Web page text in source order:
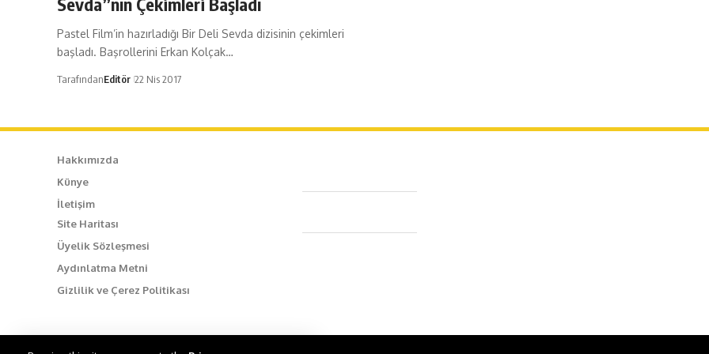
Pastel Film’in hazırladığı Bir Deli Sevda dizisinin çekimleri
başladı. Başrollerini Erkan Kolçak…
TarafındanEditör 22 Nis 2017
Hakkımızda
Künye
İletişim
Site Haritası
Üyelik Sözleşmesi
Aydınlatma Metni
Gizlilik ve Çerez Politikası
Caferağa Mah. Dr. Şakir Paşa Sok. No3/A Kadıköy İstanbul
+90 543 345 46 00